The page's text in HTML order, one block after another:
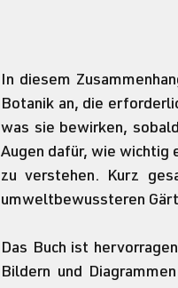
In diesem
Botanik an, die
was sie bewirken,
Augen dafür, wie wichtig
zu verstehen. Kurz
umweltbewussteren
Das Buch ist
Bildern und